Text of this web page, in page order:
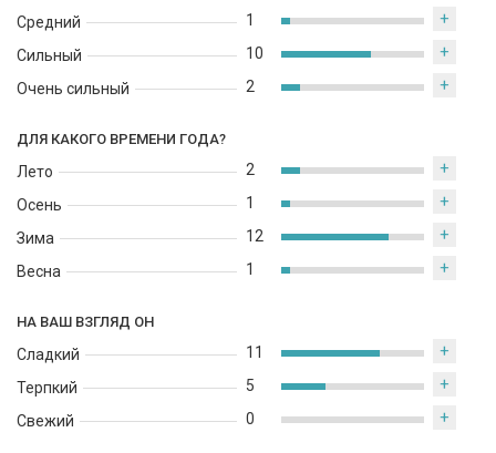
Средний
Сильный
Очень сильный
1 +
10 +
2 +
ДЛЯ КАКОГО ВРЕМЕНИ ГОДА?
Лето
Осень
Зима
Весна
2 +
1 +
12 +
1 +
НА ВАШ ВЗГЛЯД ОН
Сладкий
Терпкий
Свежий
11 +
5 +
0 +